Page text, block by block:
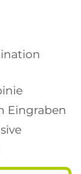
Eingraben